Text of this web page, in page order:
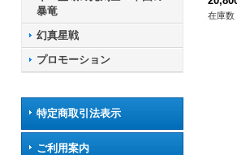
暴竜
幻真星戦
プロモーション
特定商取引法表示
ご利用案内
《ス
在庫数